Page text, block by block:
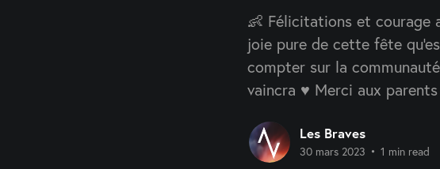
👶 Félicitations et courage
joie pure de cette fête
compter sur la
vaincra ♥️ Merci aux
Les Braves
30 mars 2023 • 1 min read